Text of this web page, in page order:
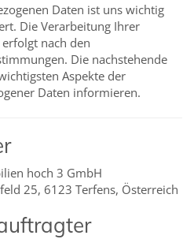
Daten ist uns wichtig
Die Verarbeitung Ihrer
nach den
Die nachstehende
Aspekte der
Daten informieren.
hoch 3 GmbH
25, 6123 Terfens, Österreich